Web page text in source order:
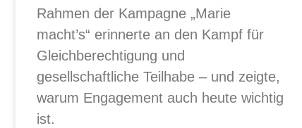
Rahmen der Kampagne „Marie
macht’s“ erinnerte an den Kampf für
Gleichberechtigung und
gesellschaftliche Teilhabe – und zeigte,
warum Engagement auch heute wichtig
ist.